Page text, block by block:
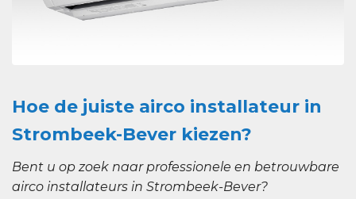
Hoe de juiste airco installateur in
Strombeek-Bever kiezen?
Bent u op zoek naar professionele en betrouwbare
airco installateurs in Strombeek-Bever?